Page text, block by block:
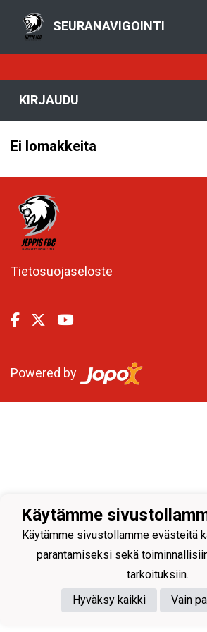
SEURANAVIGOINTI
KIRJAUDU
Ei lomakkeita
Tietosuojaseloste
Powered by
Käytämme
Käytämme sivustollamme evästeitä
parantamiseksi sekä
tarkoituksiin.
Hyväksy kaikki
Vain